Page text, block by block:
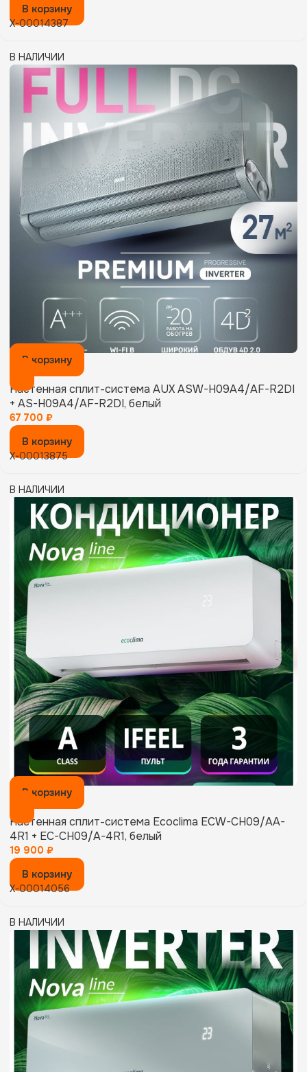
В корзину
X-00014387
В НАЛИЧИИ
В корзину
Настенная сплит-система AUX ASW-H09A4/AF-R2DI
+ AS-H09A4/AF-R2DI, белый
67 700 ₽
В корзину
X-00013875
В НАЛИЧИИ
В корзину
Настенная сплит-система Ecoclima ECW-CH09/AA-
4R1 + EC-CH09/A-4R1, белый
19 900 ₽
В корзину
X-00014056
В НАЛИЧИИ